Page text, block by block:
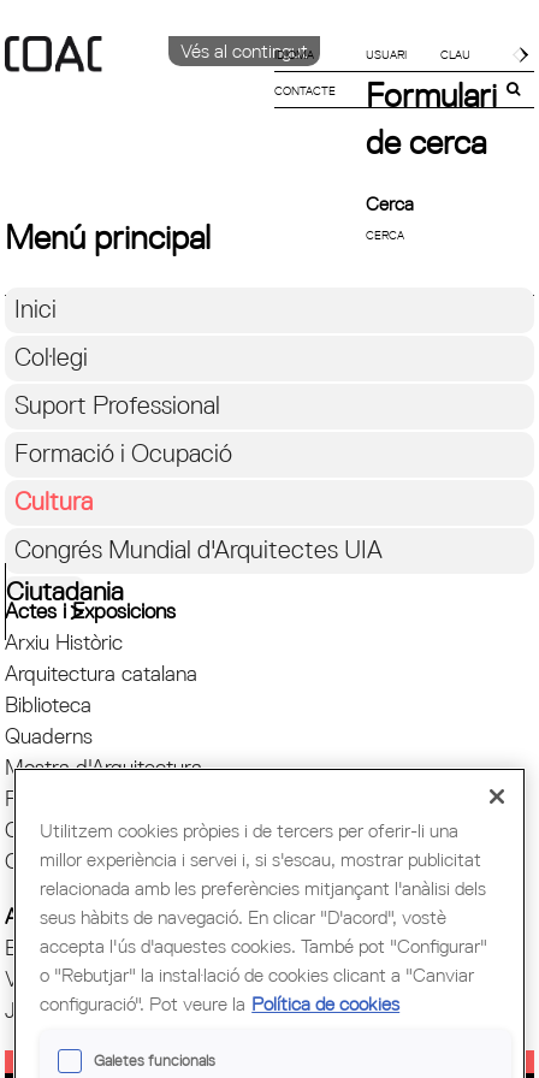
Vés al contingut
IDIOMA
CATALÀ
CONTACTE
Formulari
de cerca
Cerca
Menú principal
Inici
Col·legi
Suport Professional
Formació i Ocupació
Cultura
Congrés Mundial d'Arquitectes UIA
Ciutadania
Actes i Exposicions
Arxiu Històric
Arquitectura catalana
Biblioteca
Quaderns
Mostra d'Arquitectura
Premis Arquitec. Girona
Oficina del Paisatge
Centre Obert d'Arquitectura
Actes COAC
Exposicions COAC
Visites COAC
Jornades
Utilitzem cookies pròpies i de tercers per oferir-li una
millor experiència i servei i, si s'escau, mostrar publicitat
relacionada amb les preferències mitjançant l'anàlisi dels
seus hàbits de navegació. En clicar "D'acord", vostè
accepta l'ús d'aquestes cookies. També pot "Configurar"
o "Rebutjar" la instal·lació de cookies clicant a "Canviar
configuració". Pot veure la Política de cookies
Galetes funcionals